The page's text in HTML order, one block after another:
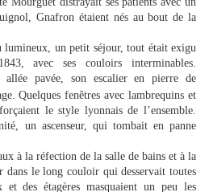
Gnafron étaient nés au bout de la
lumineux, un petit séjour, tout était exigu
avec ses couloirs interminables.
allée pavée, son escalier en pierre de
Quelques fenêtres avec lambrequins et
le style lyonnais de l’ensemble.
un ascenseur, qui tombait en panne
à la réfection de la salle de bains et à la
dans le long couloir qui desservait toutes
et des étagères masquaient un peu les